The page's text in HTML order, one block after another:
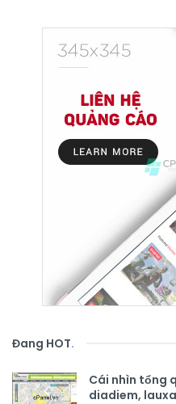
Đang HOT.
Cái nhìn tổng
diadiem,